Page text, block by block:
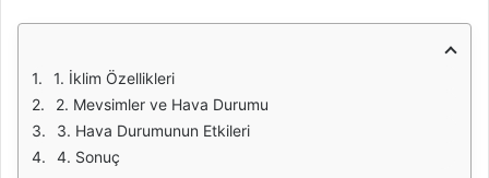
1. İklim Özellikleri
2. Mevsimler ve Hava Durumu
3. Hava Durumunun Etkileri
4. Sonuç